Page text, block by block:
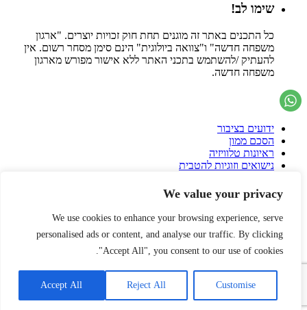
We value your privacy
We use cookies to enhance your browsing experience, serve
personalised ads or content, and analyse our traffic. By clicking
"Accept All", you consent to our use of cookies.
Customise
Reject All
Accept All
שימו לב!
כל התכנים באתר זה מוגנים תחת חוק זכויות יוצרים. "ארגון
משפחה חדשה" ו"צוואה ביולוגית" הינם סימן מסחר רשום. אין
להעתיק /להשתמש בתכני האתר ללא אישור מפורש מארגון
משפחה חדשה.
ידועים בציבור
הסכם ממון
ראיונות טלוויזיה
נישואים וזוגיות להטבית
הצוות שלנו
גירושין אזרחיים
צו ירושה
טקס חתונה חילוני
הסכם גירושין
פונדקאות בישראל
עיזבון
שאלות ותשובות על הסכם ממון